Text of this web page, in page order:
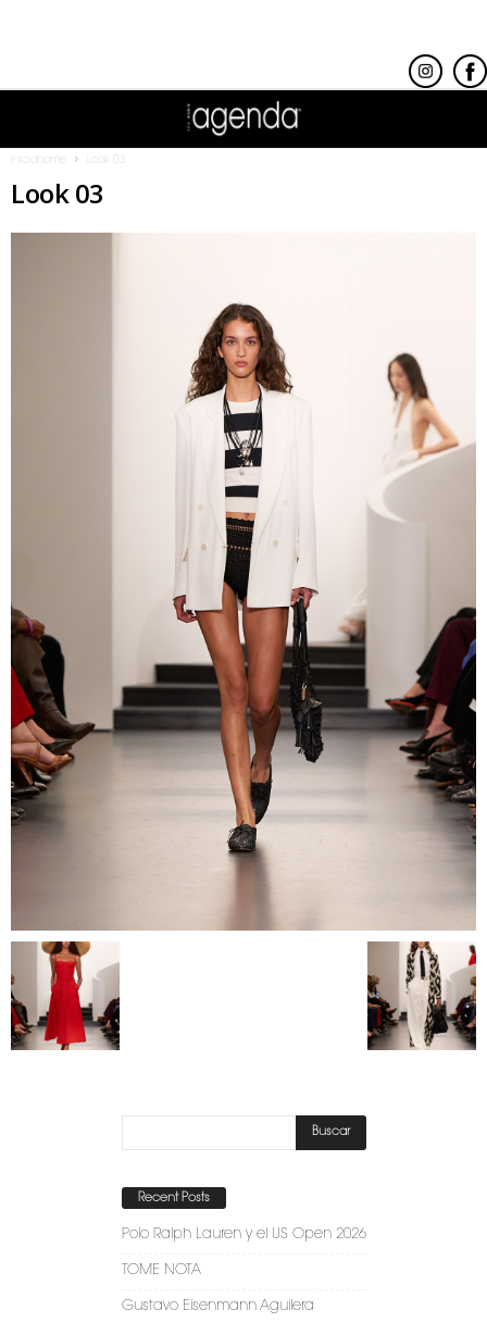
home Look 03
Look 03
Recent Posts
Polo Ralph Lauren y el US Open 2026
TOME NOTA
Gustavo Eisenmann Aguilera